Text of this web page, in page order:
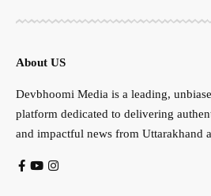
About US
Devbhoomi Media is a leading,
platform dedicated to delivering
and impactful news from Uttarakhand